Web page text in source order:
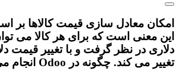
امکان معادل سازی قیمت کالاها بر
این معنی است که برای هر کالا می
دلاری در نظر گرفت و با تغییر قیمت
تغییر می کند. چگونه در Odoo انجام می شود؟